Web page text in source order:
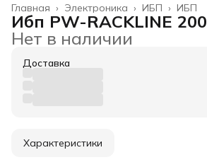
ИБП
ИБП ›
Электроника ›
Главная ›
Ибп PW-RACKLINE
Нет в наличии
Доставка
Характеристики